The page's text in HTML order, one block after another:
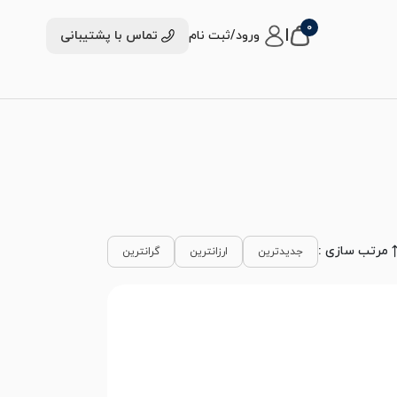
0 ورود/ثبت نام تماس با پشتیبانی
مرتب سازی : جدیدترین ارزانترین گرانترین